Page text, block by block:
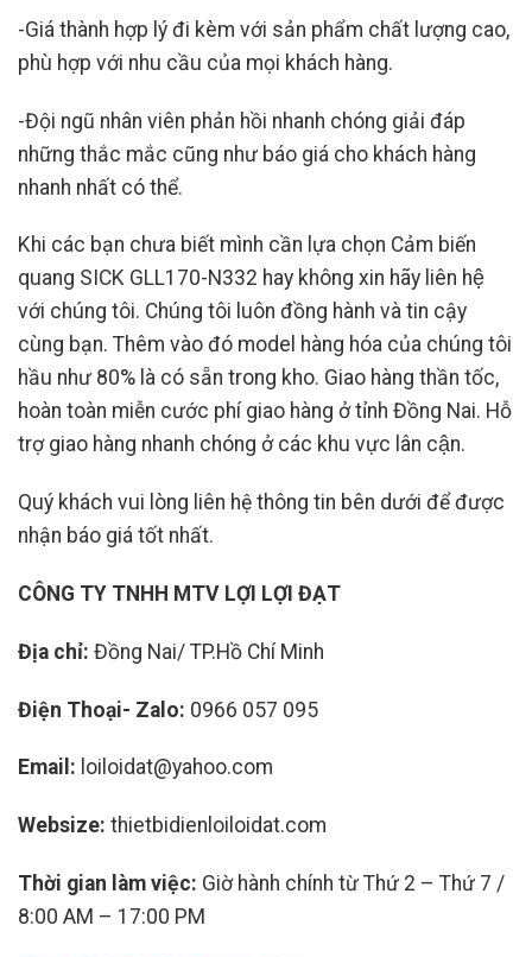
-Giá thành hợp lý đi kèm với sản phẩm chất lượng cao,
phù hợp với nhu cầu của mọi khách hàng.
-Đội ngũ nhân viên phản hồi nhanh chóng giải đáp
những thắc mắc cũng như báo giá cho khách hàng
nhanh nhất có thể.
Khi các bạn chưa biết mình cần lựa chọn Cảm biến
quang SICK GLL170-N332 hay không xin hãy liên hệ
với chúng tôi. Chúng tôi luôn đồng hành và tin cậy
cùng bạn. Thêm vào đó model hàng hóa của chúng tôi
hầu như 80% là có sẵn trong kho. Giao hàng thần tốc,
hoàn toàn miễn cước phí giao hàng ở tỉnh Đồng Nai. Hỗ
trợ giao hàng nhanh chóng ở các khu vực lân cận.
Quý khách vui lòng liên hệ thông tin bên dưới để được
nhận báo giá tốt nhất.
CÔNG TY TNHH MTV LỢI LỢI ĐẠT
Địa chỉ: Đồng Nai/ TP.Hồ Chí Minh
Điện Thoại- Zalo: 0966 057 095
Email: loiloidat@yahoo.com
Websize: thietbidienloiloidat.com
Thời gian làm việc: Giờ hành chính từ Thứ 2 – Thứ 7 /
8:00 AM – 17:00 PM